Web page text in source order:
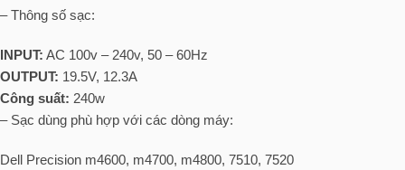
– Thông số sạc:
INPUT: AC 100v – 240v, 50 – 60Hz
OUTPUT: 19.5V, 12.3A
Công suất: 240w
– Sạc dùng phù hợp với các dòng máy:
Dell Precision m4600, m4700, m4800, 7510, 7520